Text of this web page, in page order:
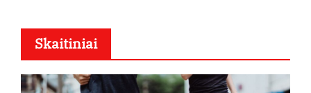
Skaitiniai